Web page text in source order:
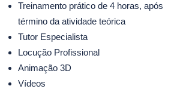
Treinamento prático de 4 horas, após
término da atividade teórica
Tutor Especialista
Locução Profissional
Animação 3D
Vídeos